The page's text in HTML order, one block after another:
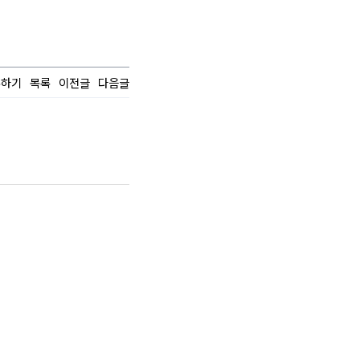
기 목록 이전글 다음글